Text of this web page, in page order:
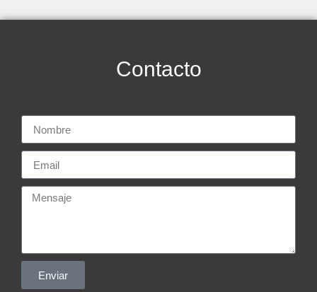
Contacto
Enviar